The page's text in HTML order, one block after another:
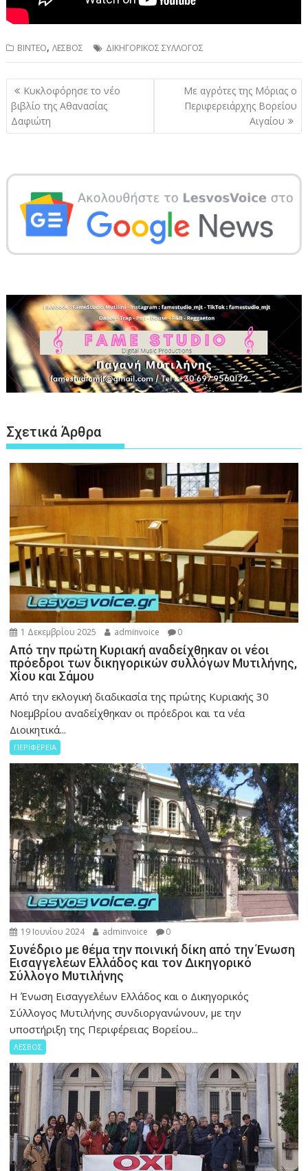
ΒΙΝΤΕΟ,ΛΕΣΒΟΣ ΔΙΚΗΓΟΡΙΚΟΣ ΣΥΛΛΟΓΟΣ
Πλοήγηση
άρθρων
Κυκλοφόρησε το νέο
βιβλίο της Αθανασίας
Δαφιώτη
Με αγρότες της Μόριας ο
Περιφερειάρχης Βορείου
Αιγαίου
Σχετικά Άρθρα
1 Δεκεμβρίου 2025 adminvoice 0
Από την πρώτη Κυριακή αναδείχθηκαν οι νέοι
πρόεδροι των δικηγορικών συλλόγων Μυτιλήνης,
Χίου και Σάμου
Από την εκλογική διαδικασία της πρώτης Κυριακής 30
Νοεμβρίου αναδείχθηκαν οι πρόεδροι και τα νέα
Διοικητικά...
ΠΕΡΙΦΕΡΕΙΑ
19 Ιουνίου 2024 adminvoice 0
Συνέδριο με θέμα την ποινική δίκη από την Ένωση
Εισαγγελέων Ελλάδος και τον Δικηγορικό
Σύλλογο Μυτιλήνης
Η Ένωση Εισαγγελέων Ελλάδος και ο Δικηγορικός
Σύλλογος Μυτιλήνης συνδιοργανώνουν, με την
υποστήριξη της Περιφέρειας Βορείου...
ΛΕΣΒΟΣ